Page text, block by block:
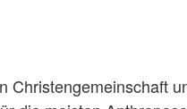
Christengemeinschaft